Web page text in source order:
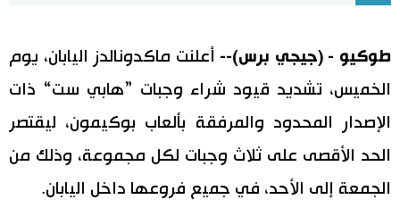
اليابان في فيديو
مانغا وأنيمي
الأقسام
طوكيو - (جيجي برس)-- أعلنت ماكدونالدز اليابان، يوم
الخميس، تشديد قيود شراء وجبات ”هابي ست“ ذات
الإصدار المحدود والمرفقة بألعاب بوكيمون، ليقتصر
الحد الأقصى على ثلاث وجبات لكل مجموعة، وذلك من
الجمعة إلى الأحد، في جميع فروعها داخل اليابان.